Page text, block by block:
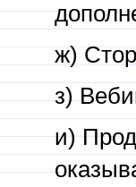
ж)
з)
и)